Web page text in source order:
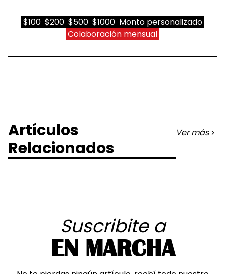
$100 $200 $500 $1000 Monto personalizado
Colaboración mensual
Artículos
Relacionados
Ver más
Suscribite a
EN MARCHA